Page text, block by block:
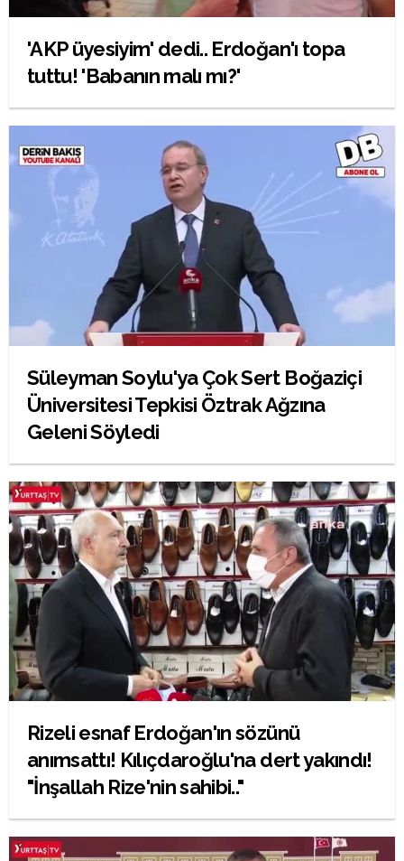
'AKP üyesiyim' dedi.. Erdoğan'ı topa
tuttu! 'Babanın malı mı?'
Süleyman Soylu'ya Çok Sert Boğaziçi
Üniversitesi Tepkisi Öztrak Ağzına
Geleni Söyledi
Rizeli esnaf Erdoğan'ın sözünü
anımsattı! Kılıçdaroğlu'na dert yakındı!
"İnşallah Rize'nin sahibi.."